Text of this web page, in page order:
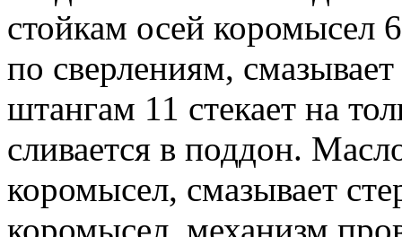
стойкам осей коромысел
по сверлениям,
штангам 11 стекает на
сливается в поддон.
коромысел, смазывает